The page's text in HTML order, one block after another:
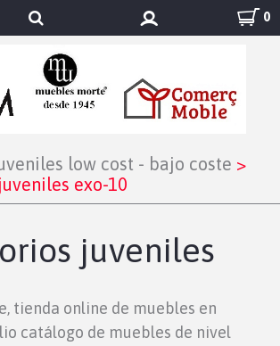
0
low cost - bajo coste >
exo-10
juveniles
tienda online de muebles en
catálogo de muebles de nivel